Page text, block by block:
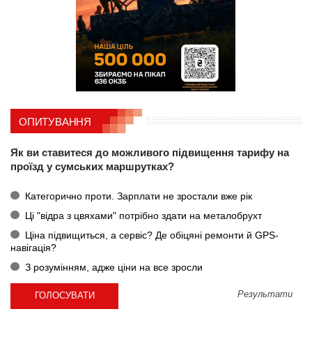
ОПИТУВАННЯ
Як ви ставитеся до можливого підвищення тарифу на
проїзд у сумських маршрутках?
Категорично проти. Зарплати не зростали вже рік
Ці "відра з цвяхами" потрібно здати на металобрухт
Ціна підвищиться, а сервіс? Де обіцяні ремонти й GPS-
навігація?
З розумінням, адже ціни на все зросли
Результати